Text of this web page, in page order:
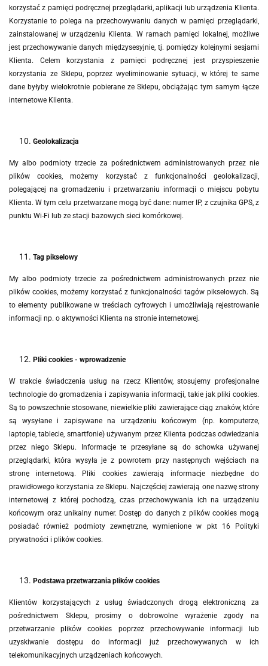
korzystać z pamięci podręcznej przeglądarki, aplikacji lub urządzenia Klienta.
Korzystanie to polega na przechowywaniu danych w pamięci przeglądarki,
zainstalowanej w urządzeniu Klienta. W ramach pamięci lokalnej, możliwe
jest przechowywanie danych międzysesyjnie, tj. pomiędzy kolejnymi sesjami
Klienta. Celem korzystania z pamięci podręcznej jest przyspieszenie
korzystania ze Sklepu, poprzez wyeliminowanie sytuacji, w której te same
dane byłyby wielokrotnie pobierane ze Sklepu, obciążając tym samym łącze
internetowe Klienta.
Geolokalizacja
My albo podmioty trzecie za pośrednictwem administrowanych przez nie
plików cookies, możemy korzystać z funkcjonalności geolokalizacji,
polegającej na gromadzeniu i przetwarzaniu informacji o miejscu pobytu
Klienta. W tym celu przetwarzane mogą być dane: numer IP, z czujnika GPS, z
punktu Wi-Fi lub ze stacji bazowych sieci komórkowej.
Tag pikselowy
My albo podmioty trzecie za pośrednictwem administrowanych przez nie
plików cookies, możemy korzystać z funkcjonalności tagów pikselowych. Są
to elementy publikowane w treściach cyfrowych i umożliwiają rejestrowanie
informacji np. o aktywności Klienta na stronie internetowej.
Pliki cookies - wprowadzenie
W trakcie świadczenia usług na rzecz Klientów, stosujemy profesjonalne
technologie do gromadzenia i zapisywania informacji, takie jak pliki cookies.
Są to powszechnie stosowane, niewielkie pliki zawierające ciąg znaków, które
są wysyłane i zapisywane na urządzeniu końcowym (np. komputerze,
laptopie, tablecie, smartfonie) używanym przez Klienta podczas odwiedzania
przez niego Sklepu. Informacje te przesyłane są do schowka używanej
przeglądarki, która wysyła je z powrotem przy następnych wejściach na
stronę internetową. Pliki cookies
zawierają informacje niezbędne do
prawidłowego korzystania ze Sklepu. Najczęściej zawierają one nazwę strony
internetowej z której pochodzą, czas przechowywania ich na urządzeniu
końcowym oraz unikalny numer. Dostęp do danych z plików cookies mogą
posiadać również podmioty zewnętrzne, wymienione w pkt 16 Polityki
prywatności i plików cookies.
Podstawa przetwarzania plików cookies
Klientów korzystających z usług świadczonych drogą elektroniczną za
pośrednictwem Sklepu, prosimy o dobrowolne wyrażenie zgody na
przetwarzanie plików cookies poprzez przechowywanie informacji lub
uzyskiwanie dostępu do informacji już przechowywanych w ich
telekomunikacyjnych urządzeniach końcowych.